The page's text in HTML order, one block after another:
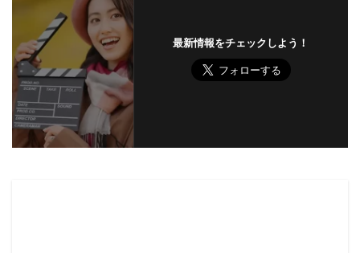
最新情報をチェックしよう！